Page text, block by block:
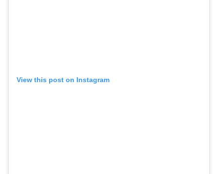
View this post on Instagram